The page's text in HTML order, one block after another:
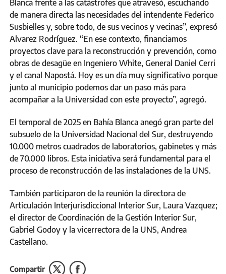
Blanca frente a las catástrofes que atravesó, escuchando
de manera directa las necesidades del intendente Federico
Susbielles y, sobre todo, de sus vecinos y vecinas”, expresó
Alvarez Rodríguez. “En ese contexto, financiamos
proyectos clave para la reconstrucción y prevención, como
obras de desagüe en Ingeniero White, General Daniel Cerri
y el canal Napostá. Hoy es un día muy significativo porque
junto al municipio podemos dar un paso más para
acompañar a la Universidad con este proyecto”, agregó.
El temporal de 2025 en Bahía Blanca anegó gran parte del
subsuelo de la Universidad Nacional del Sur, destruyendo
10.000 metros cuadrados de laboratorios, gabinetes y más
de 70.000 libros. Esta iniciativa será fundamental para el
proceso de reconstrucción de las instalaciones de la UNS.
También participaron de la reunión la directora de
Articulación Interjurisdiccional Interior Sur, Laura Vazquez;
el director de Coordinación de la Gestión Interior Sur,
Gabriel Godoy y la vicerrectora de la UNS, Andrea
Castellano.
Compartir